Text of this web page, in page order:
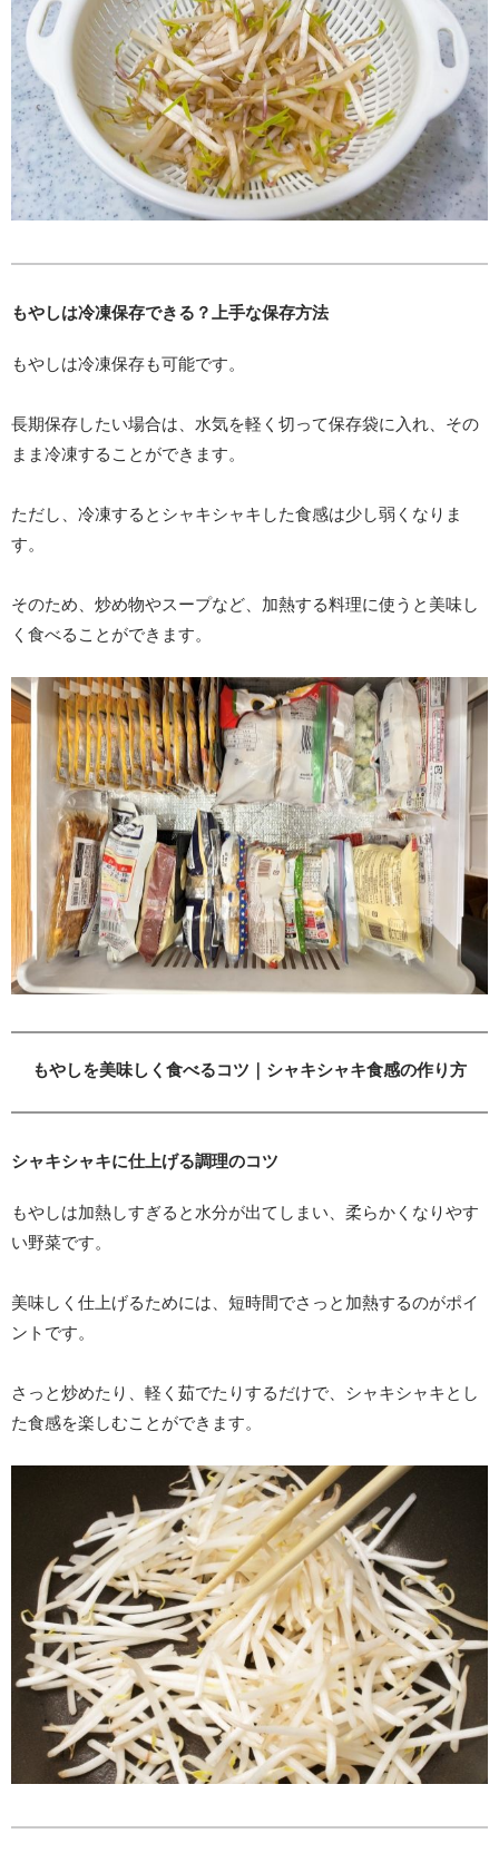
もやしは冷凍保存できる？上手な保存方法
もやしは冷凍保存も可能です。
長期保存したい場合は、水気を軽く切って保存袋に入れ、その
まま冷凍することができます。
ただし、冷凍するとシャキシャキした食感は少し弱くなりま
す。
そのため、炒め物やスープなど、加熱する料理に使うと美味し
く食べることができます。
もやしを美味しく食べるコツ｜シャキシャキ食感の作り方
シャキシャキに仕上げる調理のコツ
もやしは加熱しすぎると水分が出てしまい、柔らかくなりやす
い野菜です。
美味しく仕上げるためには、短時間でさっと加熱するのがポイ
ントです。
さっと炒めたり、軽く茹でたりするだけで、シャキシャキとし
た食感を楽しむことができます。